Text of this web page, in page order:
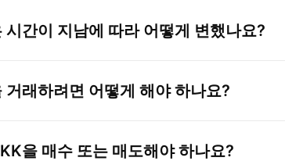
시간이 지남에 따라 어떻게 변했나요?
거래하려면 어떻게 해야 하나요?
을 매수 또는 매도해야 하나요?